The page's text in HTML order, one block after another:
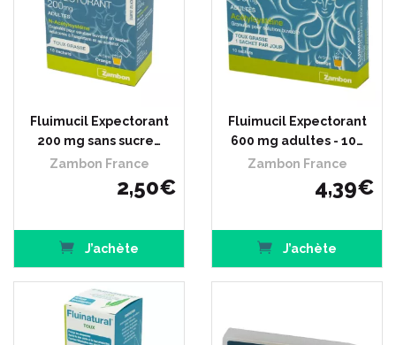
Fluimucil Expectorant
200 mg sans sucre…
Zambon France
2,50€
J’achète
Fluimucil Expectorant
600 mg adultes - 10…
Zambon France
4,39€
J’achète